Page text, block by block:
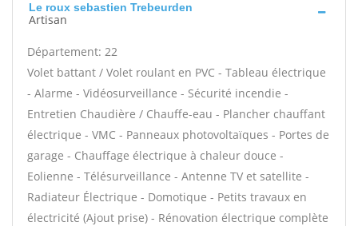
Le roux sebastien Trebeurden
Artisan
Département: 22
Volet battant / Volet roulant en PVC - Tableau électrique
- Alarme - Vidéosurveillance - Sécurité incendie -
Entretien Chaudière / Chauffe-eau - Plancher chauffant
électrique - VMC - Panneaux photovoltaïques - Portes de
garage - Chauffage électrique à chaleur douce -
Eolienne - Télésurveillance - Antenne TV et satellite -
Radiateur Électrique - Domotique - Petits travaux en
électricité (Ajout prise) - Rénovation électrique complète